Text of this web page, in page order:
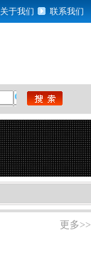
关于我们 联系我们
更多>>